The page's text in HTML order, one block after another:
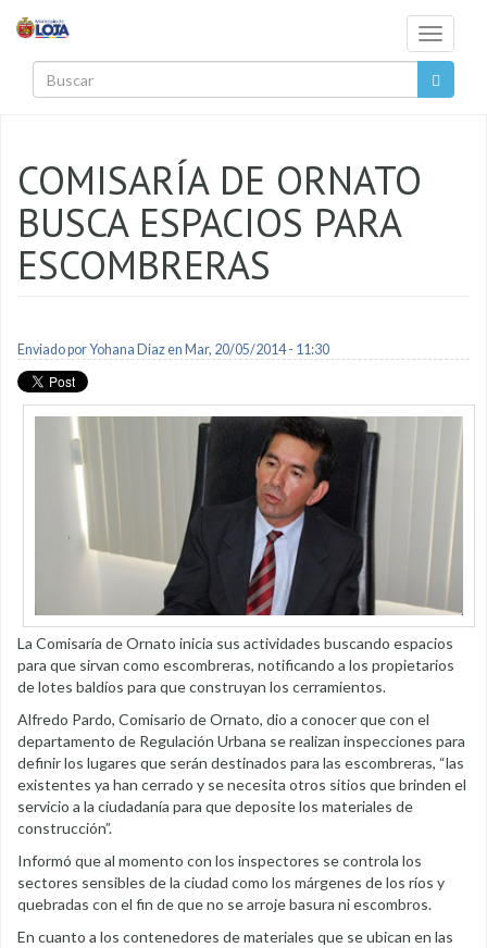
Toggle
COMISARÍA DE ORNATO
BUSCA ESPACIOS PARA
ESCOMBRERAS
Enviado porYohana Diazen Mar, 20/05/2014 - 11:30
La Comisaría de Ornato inicia sus actividades buscando espacios
para que sirvan como escombreras, notificando a los propietarios
de lotes baldíos para que construyan los cerramientos.
Alfredo Pardo, Comisario de Ornato, dio a conocer que con el
departamento de Regulación Urbana se realizan inspecciones para
definir los lugares que serán destinados para las escombreras, “las
existentes ya han cerrado y se necesita otros sitios que brinden el
servicio a la ciudadanía para que deposite los materiales de
construcción”.
Informó que al momento con los inspectores se controla los
sectores sensibles de la ciudad como los márgenes de los ríos y
quebradas con el fin de que no se arroje basura ni escombros.
En cuanto a los contenedores de materiales que se ubican en las